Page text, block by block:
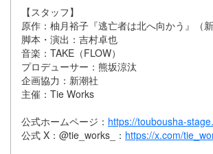
【スタッフ】
原作：柚月裕子『逃亡者は北へ向かう』（新
脚本・演出：吉村卓也
音楽：TAKE（FLOW）
プロデューサー：熊坂涼汰
企画協力：新潮社
主催：Tie Works
公式ホームページ： https://toubousha-
公式 X：@tie_works_： https://x.com/